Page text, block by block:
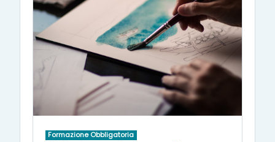
Formazione Obbligatoria